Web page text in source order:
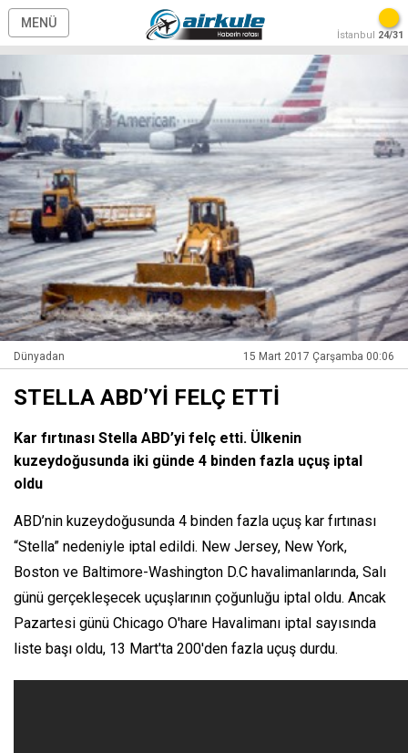
MENÜ
İstanbul 24/31
Dünyadan 15 Mart 2017 Çarşamba 00:06
STELLA ABD’Yİ FELÇ ETTİ
Kar fırtınası Stella ABD’yi felç etti. Ülkenin
kuzeydoğusunda iki günde 4 binden fazla uçuş iptal
oldu
ABD’nin kuzeydoğusunda 4 binden fazla uçuş kar fırtınası
“Stella” nedeniyle iptal edildi. New Jersey, New York,
Boston ve Baltimore-Washington D.C havalimanlarında, Salı
günü gerçekleşecek uçuşlarının çoğunluğu iptal oldu. Ancak
Pazartesi günü Chicago O'hare Havalimanı iptal sayısında
liste başı oldu, 13 Mart'ta 200'den fazla uçuş durdu.